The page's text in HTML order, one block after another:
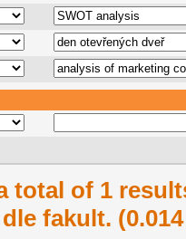
total of 1
fakult.